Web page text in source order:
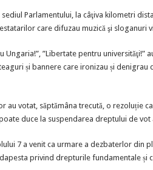
Parlamentului, la câţiva kilometri
care difuzau muzică şi sloganuri
Ungaria!”, ”Libertate pentru universităţi!”
și bannere care ironizau și
votat, săptămâna trecută, o rezoluție
duce la suspendarea dreptului de vot
7 a venit ca urmare a dezbaterlor din
privind drepturile fundamentale și